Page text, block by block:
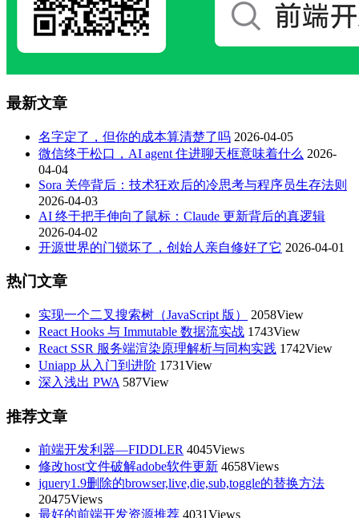
最新文章
名字定了，但你的成本算清楚了吗 2026-04-05
微信终于松口，AI agent 住进聊天框意味着什么 2026-
04-04
Sora 关停背后：技术狂欢后的冷思考与程序员生存法则
2026-04-03
AI 终于把手伸向了鼠标：Claude 更新背后的真逻辑
2026-04-02
开源世界的门锁坏了，创始人亲自修好了它 2026-04-01
热门文章
实现一个二叉搜索树（JavaScript 版）
2058View
React Hooks 与 Immutable 数据流实战 1743View
React SSR 服务端渲染原理解析与同构实践 1742View
Uniapp 从入门到进阶 1731View
深入浅出 PWA 587View
推荐文章
前端开发利器—FIDDLER 4045Views
修改host文件破解adobe软件更新 4658Views
jquery1.9删除的browser,live,die,sub,toggle的替换方法
20475Views
最好的前端开发资源推荐 4031Views